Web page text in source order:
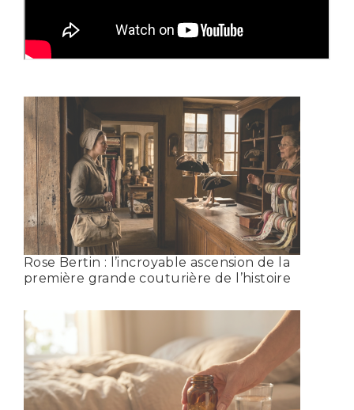
Rose Bertin : l’incroyable ascension de la
première grande couturière de l’histoire